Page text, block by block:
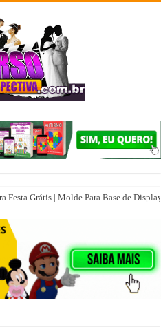
Festa Grátis | Molde Para Base de